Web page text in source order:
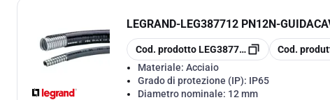
LEGRAND-LEG387712 PN12N-
copia
Cod. prodottoLEG387712 copia
Cod.
Materiale: Acciaio
Grado di protezione (IP): IP65
Diametro nominale: 12 mm